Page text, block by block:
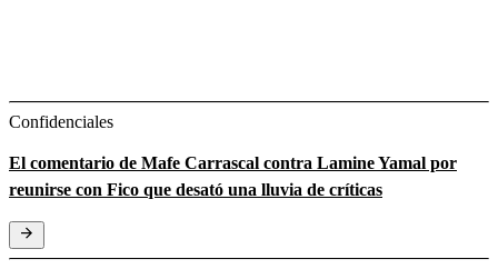
Confidenciales
El comentario de Mafe Carrascal contra Lamine Yamal por
reunirse con Fico que desató una lluvia de críticas